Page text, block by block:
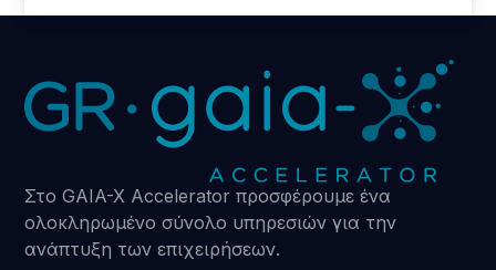
Στο GAIA-X Accelerator προσφέρουμε ένα
ολοκληρωμένο σύνολο υπηρεσιών για την
ανάπτυξη των επιχειρήσεων.